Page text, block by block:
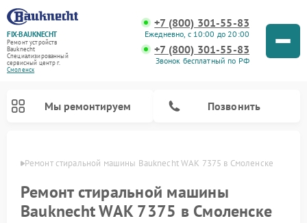
FIX-BAUKNECHT
Ремонт устройств
Bauknecht
Специализированный
cервисный центр г.
Смоленск
+7 (800) 301-55-83
Ежедневно, с 10:00 до 20:00
+7 (800) 301-55-83
Звонок бесплатный по РФ
Мы ремонтируем Позвонить
Ремонт стиральной машины Bauknecht WAK 7375 в Смоленске
Ремонт стиральной машины
Bauknecht WAK 7375 в Смоленске